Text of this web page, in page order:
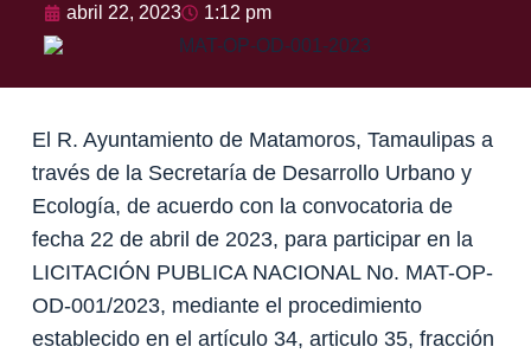
abril 22, 2023 1:12 pm
El R. Ayuntamiento de Matamoros, Tamaulipas a
través de la Secretaría de Desarrollo Urbano y
Ecología, de acuerdo con la convocatoria de
fecha 22 de abril de 2023, para participar en la
LICITACIÓN PUBLICA NACIONAL No. MAT-OP-
OD-001/2023, mediante el procedimiento
establecido en el artículo 34, articulo 35, fracción